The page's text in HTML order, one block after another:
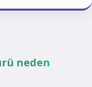
neden